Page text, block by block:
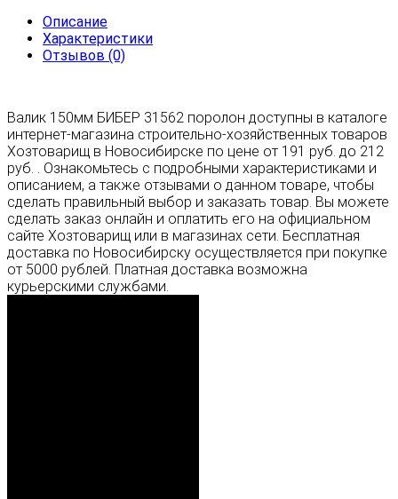
Описание
Характеристики
Отзывов (0)
Валик 150мм БИБЕР 31562 поролон доступны в каталоге
интернет-магазина строительно-хозяйственных товаров
Хозтоварищ в Новосибирске по цене от 191 руб. до 212
руб. . Ознакомьтесь с подробными характеристиками и
описанием, а также отзывами о данном товаре, чтобы
сделать правильный выбор и заказать товар. Вы можете
сделать заказ онлайн и оплатить его на официальном
сайте Хозтоварищ или в магазинах сети. Бесплатная
доставка по Новосибирску осуществляется при покупке
от 5000 рублей. Платная доставка возможна
курьерскими службами.